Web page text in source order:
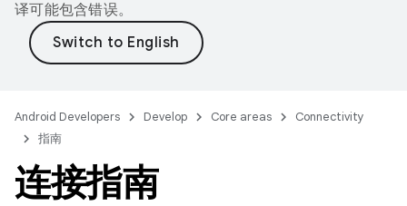
译可能包含错误。
Android Developers Develop Core areas
Connectivity
指南
连接指南